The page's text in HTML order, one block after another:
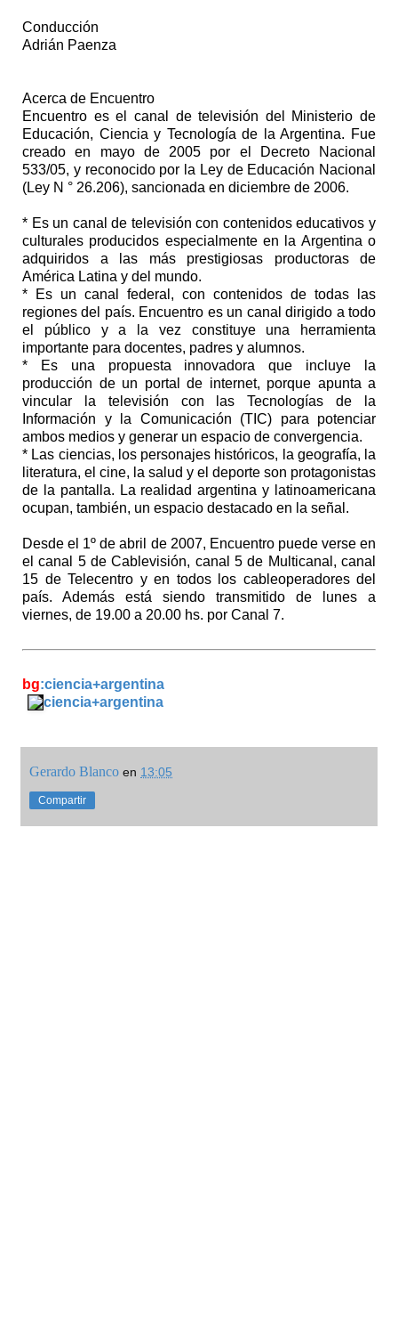
Conducción
Adrián Paenza
Acerca de Encuentro
Encuentro es el canal de televisión del Ministerio de
Educación, Ciencia y Tecnología de la Argentina. Fue
creado en mayo de 2005 por el Decreto Nacional
533/05, y reconocido por la Ley de Educación Nacional
(Ley N ° 26.206), sancionada en diciembre de 2006.
* Es un canal de televisión con contenidos educativos y
culturales producidos especialmente en la Argentina o
adquiridos a las más prestigiosas productoras de
América Latina y del mundo.
* Es un canal federal, con contenidos de todas las
regiones del país. Encuentro es un canal dirigido a todo
el público y a la vez constituye una herramienta
importante para docentes, padres y alumnos.
* Es una propuesta innovadora que incluye la
producción de un portal de internet, porque apunta a
vincular la televisión con las Tecnologías de la
Información y la Comunicación (TIC) para potenciar
ambos medios y generar un espacio de convergencia.
* Las ciencias, los personajes históricos, la geografía, la
literatura, el cine, la salud y el deporte son protagonistas
de la pantalla. La realidad argentina y latinoamericana
ocupan, también, un espacio destacado en la señal.
Desde el 1º de abril de 2007, Encuentro puede verse en
el canal 5 de Cablevisión, canal 5 de Multicanal, canal
15 de Telecentro y en todos los cableoperadores del
país. Además está siendo transmitido de lunes a
viernes, de 19.00 a 20.00 hs. por Canal 7.
bg:ciencia+argentina
ciencia+argentina
Gerardo Blanco en 13:05
Compartir